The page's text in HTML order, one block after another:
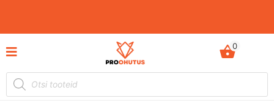
komplektid hetkel -60%
soodustusega!
Ohutusjuhendid
0